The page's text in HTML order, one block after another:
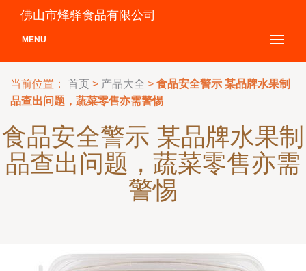
佛山市烽驿食品有限公司
MENU
当前位置： 首页 > 产品大全 > 食品安全警示 某品牌水果制
品查出问题，蔬菜零售亦需警惕
食品安全警示 某品牌水果制
品查出问题，蔬菜零售亦需
警惕